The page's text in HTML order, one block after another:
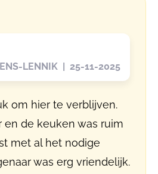
LENNIK | 25-11-2025
om hier te verblijven.
en de keuken was ruim
met al het nodige
was erg vriendelijk.